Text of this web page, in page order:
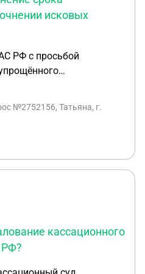
исковых
Принято к
разбирательству.
Мне необходимо
Вместе с
иск ? В какой
норма определяющая
? Ходатайство об
№2752156, Татьяна, г.
кассационного
РФ?